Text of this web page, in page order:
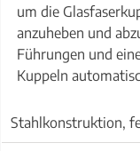
um die
anzuheben und
Führungen und
Kuppeln
Stahlkonstruktion,